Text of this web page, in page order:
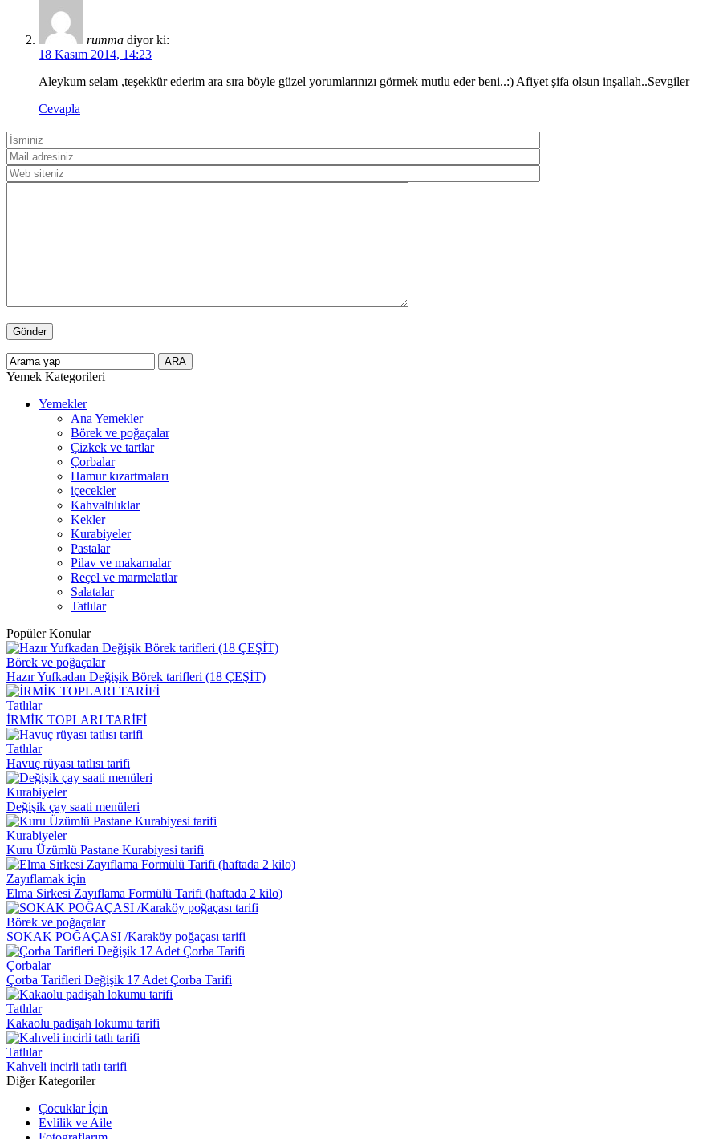
rumma diyor ki:
18 Kasım 2014, 14:23
Aleykum selam ,teşekkür ederim ara sıra böyle güzel yorumlarınızı görmek mutlu eder beni..:) Afiyet şifa olsun inşallah..Sevgiler
Cevapla
Yemek Kategorileri
Yemekler
Ana Yemekler
Börek ve poğaçalar
Çizkek ve tartlar
Çorbalar
Hamur kızartmaları
içecekler
Kahvaltılıklar
Kekler
Kurabiyeler
Pastalar
Pilav ve makarnalar
Reçel ve marmelatlar
Salatalar
Tatlılar
Popüler Konular
Börek ve poğaçalar
Hazır Yufkadan Değişik Börek tarifleri (18 ÇEŞİT)
Tatlılar
İRMİK TOPLARI TARİFİ
Tatlılar
Havuç rüyası tatlısı tarifi
Kurabiyeler
Değişik çay saati menüleri
Kurabiyeler
Kuru Üzümlü Pastane Kurabiyesi tarifi
Zayıflamak için
Elma Sirkesi Zayıflama Formülü Tarifi (haftada 2 kilo)
Börek ve poğaçalar
SOKAK POĞAÇASI /Karaköy poğaçası tarifi
Çorbalar
Çorba Tarifleri Değişik 17 Adet Çorba Tarifi
Tatlılar
Kakaolu padişah lokumu tarifi
Tatlılar
Kahveli incirli tatlı tarifi
Diğer Kategoriler
Çocuklar İçin
Evlilik ve Aile